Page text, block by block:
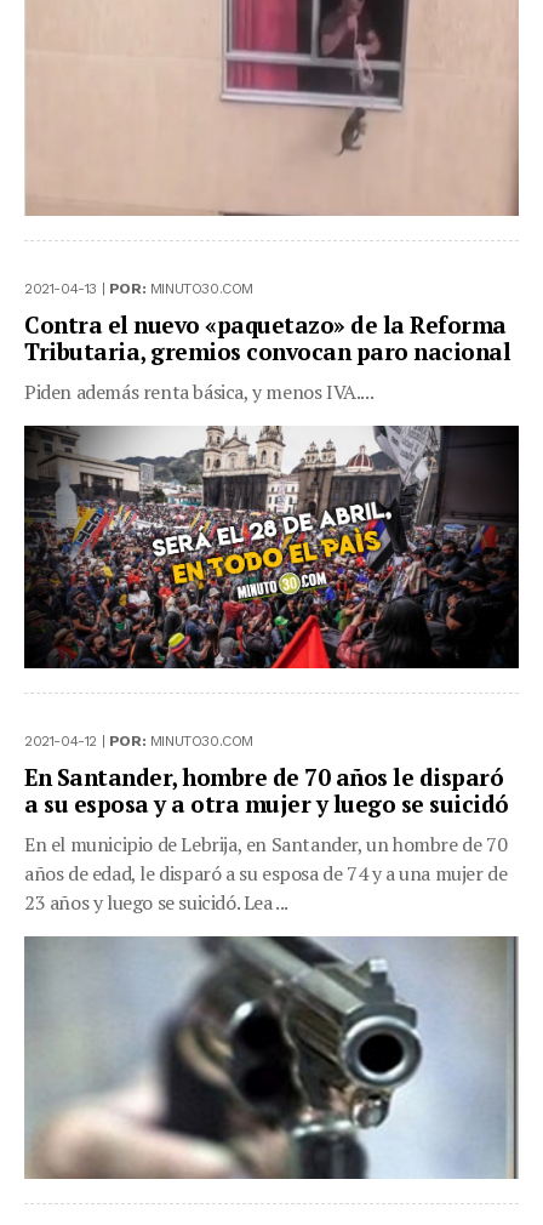
2021-04-13 | POR: MINUTO30.COM
Contra el nuevo «paquetazo» de la Reforma
Tributaria, gremios convocan paro nacional
Piden además renta básica, y menos IVA....
2021-04-12 | POR: MINUTO30.COM
En Santander, hombre de 70 años le disparó
a su esposa y a otra mujer y luego se suicidó
En el municipio de Lebrija, en Santander, un hombre de 70
años de edad, le disparó a su esposa de 74 y a una mujer de
23 años y luego se suicidó. Lea ...